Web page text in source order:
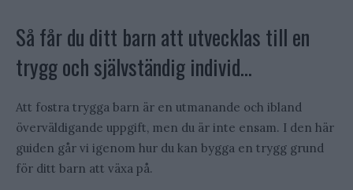
Så får du ditt barn att utvecklas till en
trygg och självständig individ…
Att fostra trygga barn är en utmanande och ibland
överväldigande uppgift, men du är inte ensam. I den här
guiden går vi igenom hur du kan bygga en trygg grund
för ditt barn att växa på.